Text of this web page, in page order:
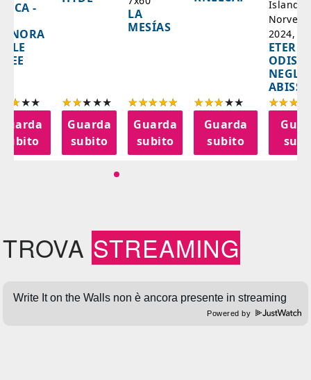
-
subito
Guarda
subito
LA
MESÍAS
Guarda
subito
Guarda
subito
Islanda,
2024,
NEGLI
ABISSI
TROVA STREAMING
Powered by